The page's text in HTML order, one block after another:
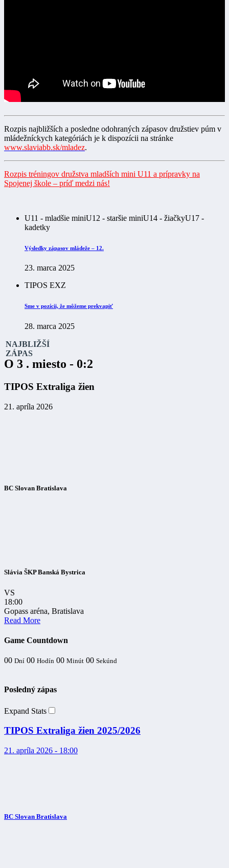
Rozpis najbližších a posledne odohraných zápasov družstiev púm v
mládežníckych kategóriách je k dispozícii na stránke
www.slaviabb.sk/mladez.
Rozpis tréningov družstva mladších mini U11 a prípravky na
Spojenej škole – príď medzi nás!
U11 - mladšie miniU12 - staršie miniU14 - žiačkyU17 -
kadetky
Výsledky zápasov mládeže – 12.
23. marca 2025
TIPOS EXZ
Sme v pozícii, že môžeme prekvapiť
28. marca 2025
NAJBLIŽŠÍ
ZÁPAS
O 3 . miesto - 0:2
TIPOS Extraliga žien
21. apríla 2026
BC Slovan Bratislava
Slávia ŠKP Banská Bystrica
VS
18:00
Gopass aréna, Bratislava
Read More
Game Countdown
00 Dní 00 Hodín 00 Minút 00 Sekúnd
Posledný zápas
Expand Stats
TIPOS Extraliga žien 2025/2026
21. apríla 2026 - 18:00
BC Slovan Bratislava